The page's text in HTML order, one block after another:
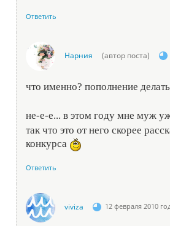
Ответить
Нарния (автор поста)
что именно? пополнение
не-е-е... в этом году мне муж
так что это от него скорее
конкурса
Ответить
viviza 12 февраля 2010